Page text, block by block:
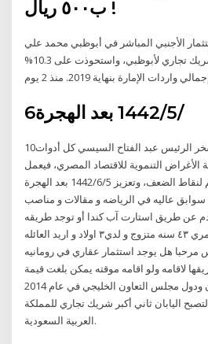
ب٥٠٠ ريال !
الأجنبي المباشر في أبوظبي محمد علي
الشرفاء: اليابان تعد أكبر شريك تجاري لأبوظبي، واستحوذت على 10.3%
واردات الإمارة بنهاية 2019. منذ 2 يوم
6‏‏/5‏‏/1442 بعد الهجرة
10‏‏/5‏‏/1442 بعد الهجرة يُسخر الرئيس عبد الفتاح السيسي كل أدوات
الأغراض التنموية للاقتصاد المصري، فيعمل
هذه الأدوات لتقديم الدعم لنقاط الضعف، وتعزيز 5‏‏/6‏‏/1442 بعد الهجرة
سوابق عاليه في الرياضه و مقالات و مناصب
عن طريق استارت آب كندا أو توجد طريقه
للحصول علي اقامه كندا عمري ٤٣ سنه متزوج و لدي٣ اولاد و اريد العائله
مرحبا هل يوجد استثمار عقاري في رومانيه
لاقامه ولو اقامه موقته يمكن بلغت قيمة
التجارة المتبادلة بين اليابان ودول مجلس التعاون الخليجي في عام 2014
لتصبح اليابان ثاني أكبر شريك تجاري للمملكة
العربية السعودية.